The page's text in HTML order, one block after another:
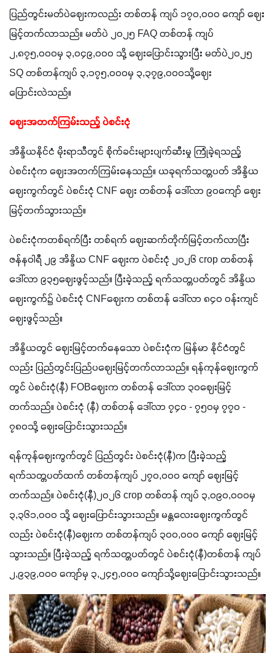
ပြည်တွင်းမတ်ပဲဈေးကလည်း တစ်တန် ကျပ် ၁၇၀,၀၀၀ ကျော် ဈေး
မြင့်တက်လာသည်။ မတ်ပဲ ၂၀၂၅ FAQ တစ်တန် ကျပ်
၂,၈၇၅,၀၀၀မှ ၃,၀၄၉,၀၀၀ သို့ ဈေးပြောင်းသွားပြီး မတ်ပဲ၂၀၂၅
SQ တစ်တန်ကျပ် ၃,၁၇၅,၀၀၀မှ ၃,၃၇၉,၀၀၀သို့ဈေး
ပြောင်းလဲသည်။
ဈေးအတက်ကြမ်းသည့် ပဲစင်းငုံ
အိန္ဒိယနိုင်ငံ မိုးရာသီတွင် စိုက်ခင်းများပျက်ဆီးမှု ကြုံခဲ့ရသည့်
ပဲစင်းငုံက ဈေးအတက်ကြမ်းနေသည်။ ယခုရက်သတ္တပတ် အိန္ဒိယ
ဈေးကွက်တွင် ပဲစင်းငုံ CNF ဈေး တစ်တန် ဒေါ်လာ ၉၀ကျော် ဈေး
မြင့်တက်သွားသည်။
ပဲစင်းငုံကတစ်ရက်ပြီး တစ်ရက် ဈေးဆက်တိုက်မြင့်တက်လာပြီး
ဇန်နဝါရီ ၂၉ အိန္ဒိယ CNF ဈေးက ပဲစင်းငုံ ၂၀၂၆ crop တစ်တန်
ဒေါ်လာ ၉၃၅ဈေးဖွင့်သည်။ ပြီးခဲ့သည့် ရက်သတ္တပတ်တွင် အိန္ဒိယ
ဈေးကွက်၌ ပဲစင်းငုံ CNFဈေးက တစ်တန် ဒေါ်လာ ၈၄၀ ၀န်းကျင်
ဈေးဖွင့်သည်။
အိန္ဒိယတွင် ဈေးမြင့်တက်နေသော ပဲစင်းငုံက မြန်မာ နိုင်ငံတွင်
လည်း ပြည်တွင်းပြည်ပဈေးမြင့်တက်လာသည်။ ရန်ကုန်ဈေးကွက်
တွင် ပဲစင်းငုံ(နီ) FOBဈေးက တစ်တန် ဒေါ်လာ ၃၀ဈေးမြင့်
တက်သည်။ ပဲစင်းငုံ (နီ) တစ်တန် ဒေါ်လာ ၇၄၀ - ၇၅၀မှ ၇၇၀ -
၇၈၀သို့ ဈေးပြောင်းသွားသည်။
ရန်ကုန်ဈေးကွက်တွင် ပြည်တွင်း ပဲစင်းငုံ(နီ)က ပြီးခဲ့သည့်
ရက်သတ္တပတ်ထက် တစ်တန်ကျပ် ၂၇၀,၀၀၀ ကျော် ဈေးမြင့်
တက်သည်။ ပဲစင်းငုံ(နီ)၂၀၂၆ crop တစ်တန် ကျပ် ၃,၀၉၀,၀၀၀မှ
၃,၃၆၁,၀၀၀ သို့ ဈေးပြောင်းသွားသည်။ မန္တလေးဈေးကွက်တွင်
လည်း ပဲစင်းငုံ(နီ)ဈေးက တစ်တန်ကျပ် ၃၀၀,၀၀၀ ကျော် ဈေးမြင့်
သွားသည်။ ပြီးခဲ့သည့် ရက်သတ္တပတ်တွင် ပဲစင်းငုံ(နီ)တစ်တန် ကျပ်
၂,၉၃၉,၀၀၀ ကျော်မှ ၃,၂၄၅,၀၀၀ ကျော်သို့ဈေးပြောင်းသွားသည်။